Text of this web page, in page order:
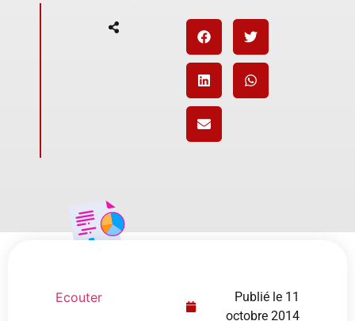
Ecouter Publié le 11
octobre 2014